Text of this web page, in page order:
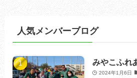
人気メンバーブログ
みやこふれ
2024年1月6日